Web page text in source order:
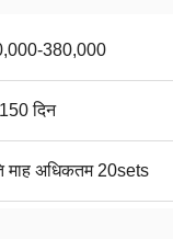
380,000
दिन
माह अधिकतम 20sets